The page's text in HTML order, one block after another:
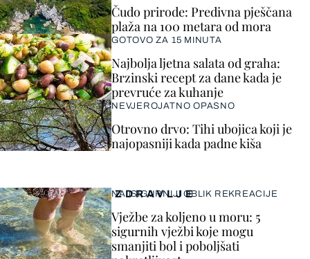
ZDRAVLJE
NAJSIGURNIJI OBLIK REKREACIJE
Vježbe za koljeno u moru: 5
sigurnih vježbi koje mogu
smanjiti bol i poboljšati
Čudo prirode: Predivna pješčana
plaža na 100 metara od mora
GOTOVO ZA 15 MINUTA
Najbolja ljetna salata od graha:
Brzinski recept za dane kada je
prevruće za kuhanje
NEVJEROJATNO OPASNO
Otrovno drvo: Tihi ubojica koji je
najopasniji kada padne kiša